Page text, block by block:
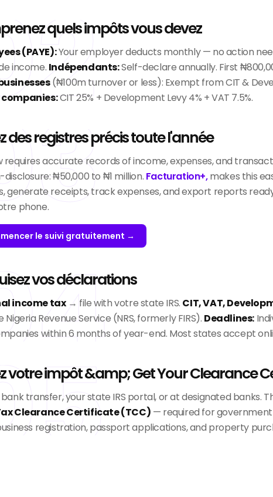
quels impôts vous devez
(PAYE):Your employer deducts monthly — no action
income. Indépendants:Self-declare annually. First
(₦100m turnover or less): Exempt from CIT &
CIT 25% + Development Levy 4% + VAT 7.5%.
des registres précis toute l'année
requires accurate records of income, expenses, and
₦50,000 to ₦1 million. Facturation+,makes this
generate receipts, track expenses, and export reports
phone.
le suivi gratuitement →
vos déclarations
income tax→ file with votre state IRS. CIT, VAT,
Nigeria Revenue Service (NRS, formerly FIRS). Deadlines:
within 6 months of year-end. Most states accept
votre impôt &amp; Get Your Clearance
bank transfer, your state IRS portal, or at designated banks.
Clearance Certificate (TCC) — required for
registration, passport applications, and property